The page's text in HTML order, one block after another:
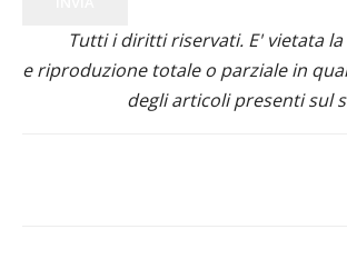
Tutti i diritti riservati. E' vietata
e riproduzione totale o parziale in
degli articoli presenti sul